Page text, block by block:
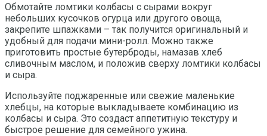
Обмотайте ломтики колбасы с сырами вокруг
небольших кусочков огурца или другого овоща,
закрепите шпажками – так получится оригинальный и
удобный для подачи мини-ролл. Можно также
приготовить простые бутерброды, намазав хлеб
сливочным маслом, и положив сверху ломтики колбасы
и сыра.
Используйте поджаренные или свежие маленькие
хлебцы, на которые выкладываете комбинацию из
колбасы и сыра. Это создаст аппетитную текстуру и
быстрое решение для семейного ужина.